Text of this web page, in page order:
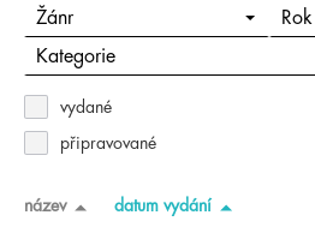
Žánr Rok
Kategorie
vydané
připravované
název datum vydání